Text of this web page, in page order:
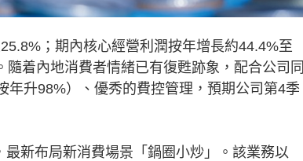
；期內核心經營利潤按年增長約44.4%至
着內地消費者情緒已有復甦跡象，配合公司同
升98%）、優秀的費控管理，預期公司第4季
新布局新消費場景「鍋圈小炒」。該業務以